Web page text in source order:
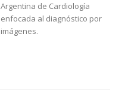
Argentina de Cardiología
enfocada al diagnóstico por
imágenes.